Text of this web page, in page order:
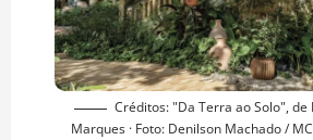
Créditos: "Da Terra ao Solo",
Marques · Foto: Denilson Machado /